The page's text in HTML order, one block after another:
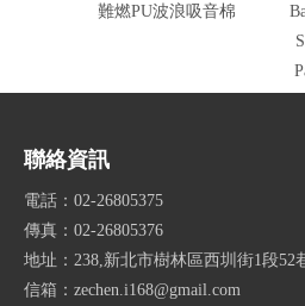
難燃PU波浪吸音棉
聯絡資訊
電話：02-26805375
傳真：02-26805376
地址：238,新北市樹林區西圳街1段52
信箱：zechen.i168@gmail.com